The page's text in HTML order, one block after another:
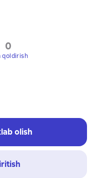
0
qoldirish
olish